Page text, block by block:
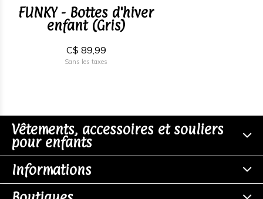
FUNKY - Bottes d'hiver
enfant (Gris)
C$ 89,99
Sans les taxes
Vêtements, accessoires et souliers
pour enfants
Informations